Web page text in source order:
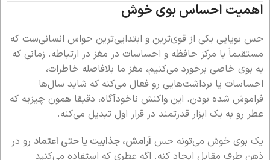
اهمیت احساس بوی خوش
حس بویایی یکی از قوی‌ترین و ابتدایی‌ترین حواس انسانی‌ست که
مستقیماً با مرکز حافظه و احساسات در مغز در ارتباطه. زمانی که
به بوی خاصی برخورد می‌کنیم، مغز ما بلافاصله خاطرات،
احساسات یا برداشت‌هایی رو فعال می‌کنه که شاید سال‌ها
فراموش شده بودن. این واکنش ناخودآگاه، دقیقا همون چیزیه که
عطر رو به یک ابزار قدرتمند در قرار اول تبدیل می‌کنه.
یک بوی خوش می‌تونه حس آرامش، جذابیت یا حتی اعتماد رو در
ذهن طرف مقابل ایجاد کنه. اگه عطری که استفاده می‌کنید